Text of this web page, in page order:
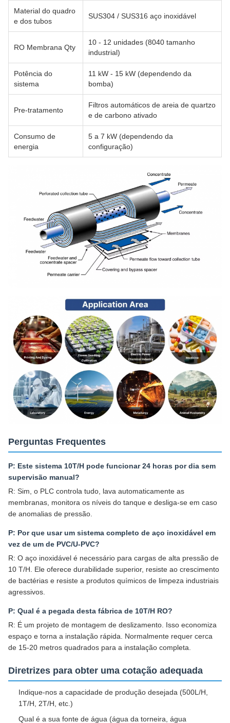
Material do quadro
e dos tubos
SUS304 / SUS316 aço inoxidável
RO Membrana Qty
10 - 12 unidades (8040 tamanho
industrial)
Potência do
sistema
11 kW - 15 kW (dependendo da
bomba)
Pre-tratamento
Filtros automáticos de areia de quartzo
e de carbono ativado
Consumo de
energia
5 a 7 kW (dependendo da
configuração)
Perguntas Frequentes
P: Este sistema 10T/H pode funcionar 24 horas por dia sem
supervisão manual?
R: Sim, o PLC controla tudo, lava automaticamente as
membranas, monitora os níveis do tanque e desliga-se em caso
de anomalias de pressão.
P: Por que usar um sistema completo de aço inoxidável em
vez de um de PVC/U-PVC?
R: O aço inoxidável é necessário para cargas de alta pressão de
10 T/H. Ele oferece durabilidade superior, resiste ao crescimento
de bactérias e resiste a produtos químicos de limpeza industriais
agressivos.
P: Qual é a pegada desta fábrica de 10T/H RO?
R: É um projeto de montagem de deslizamento. Isso economiza
espaço e torna a instalação rápida. Normalmente requer cerca
de 15-20 metros quadrados para a instalação completa.
Diretrizes para obter uma cotação adequada
Indique-nos a capacidade de produção desejada (500L/H,
1T/H, 2T/H, etc.)
Qual é a sua fonte de água (água da torneira, água